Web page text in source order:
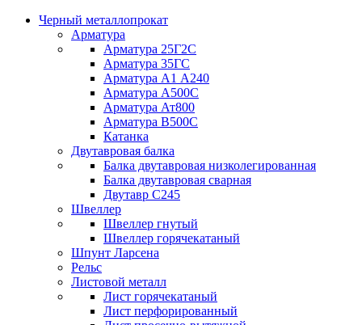
Черный металлопрокат
Арматура
Арматура 25Г2С
Арматура 35ГС
Арматура А1 А240
Арматура А500С
Арматура Ат800
Арматура В500С
Катанка
Двутавровая балка
Балка двутавровая низколегированная
Балка двутавровая сварная
Двутавр С245
Швеллер
Швеллер гнутый
Швеллер горячекатаный
Шпунт Ларсена
Рельс
Листовой металл
Лист горячекатаный
Лист перфорированный